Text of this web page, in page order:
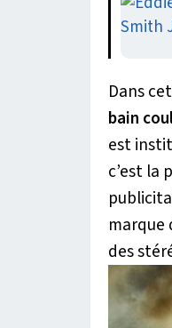
Dans
bain
est
c’est la
des